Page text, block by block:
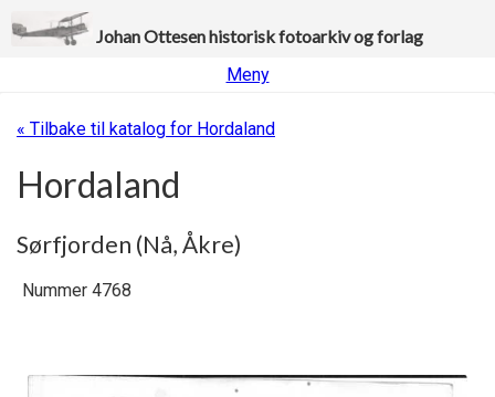
Johan Ottesen historisk fotoarkiv og forlag
Meny
« Tilbake til katalog for Hordaland
Hordaland
Sørfjorden (Nå, Åkre)
Nummer 4768